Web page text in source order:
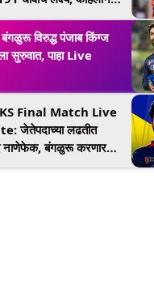
43 धावा
विरुद्ध पंजाब किंग्ज
सुरुवात, पाहा Live
Final Match Live
जेतेपदाच्या लढतीत
नाणेफेक, बंगळुरू करणार